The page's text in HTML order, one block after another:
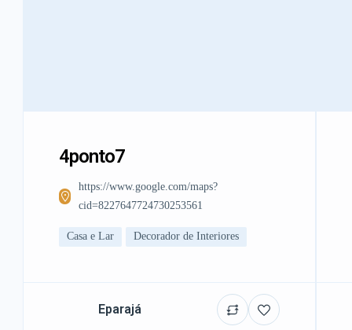
4ponto7
https://www.google.com/maps?
cid=8227647724730253561
Casa e Lar Decorador de Interiores
Eparajá